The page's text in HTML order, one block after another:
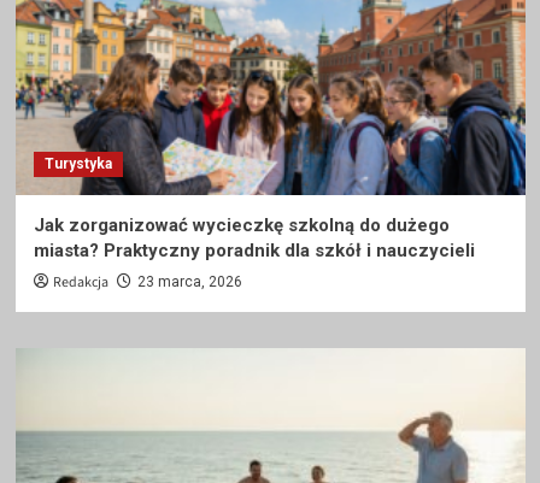
Turystyka
Jak zorganizować wycieczkę szkolną do dużego
miasta? Praktyczny poradnik dla szkół i nauczycieli
Redakcja 23 marca, 2026